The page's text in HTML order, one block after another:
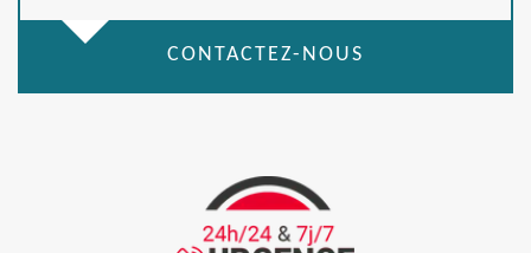
CONTACTEZ-NOUS